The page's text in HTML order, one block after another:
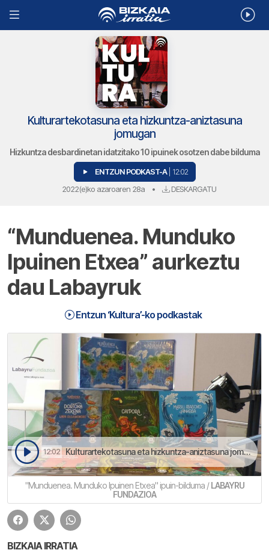
Kulturartekotasuna eta hizkuntza-aniztasuna
jomugan
Hizkuntza desbardinetan idatzitako 10 ipuinek osotzen dabe bilduma
ENTZUN PODKAST-A | 12:02
2022(e)ko azaroaren 28a • DESKARGATU
“Munduenea. Munduko
Ipuinen Etxea” aurkeztu
dau Labayruk
Entzun ‘Kultura’-ko podkastak
12:02 Kulturartekotasuna eta hizkuntza-aniztasuna jomugan | Kultura
"Munduenea. Munduko Ipuinen Etxea" ipuin-bilduma /LABAYRU
FUNDAZIOA
BIZKAIA IRRATIA